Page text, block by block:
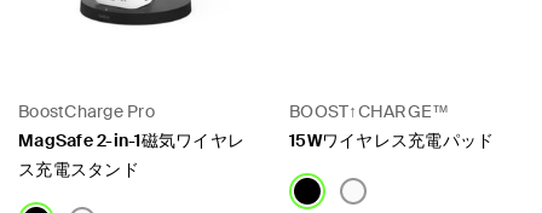
BoostCharge Pro
MagSafe 2-in-1磁気ワイヤレ
ス充電スタンド
BOOST↑CHARGE™
15Wワイヤレス充電パッド